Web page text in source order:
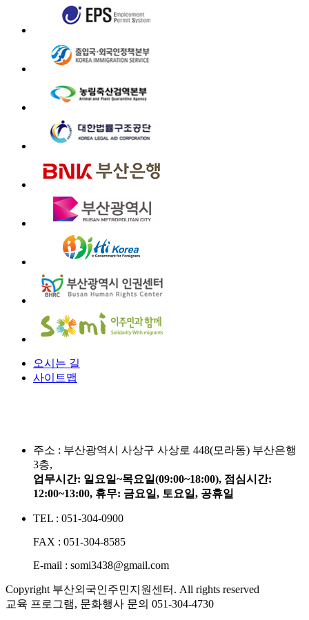
오시는 길
사이트맵
주소 : 부산광역시 사상구 사상로 448(모라동) 부산은행
3층,
업무시간: 일요일~목요일(09:00~18:00), 점심시간:
12:00~13:00, 휴무: 금요일, 토요일, 공휴일
TEL : 051-304-0900
FAX : 051-304-8585
E-mail : somi3438@gmail.com
Copyright 부산외국인주민지원센터. All rights reserved
교육 프로그램, 문화행사 문의 051-304-4730